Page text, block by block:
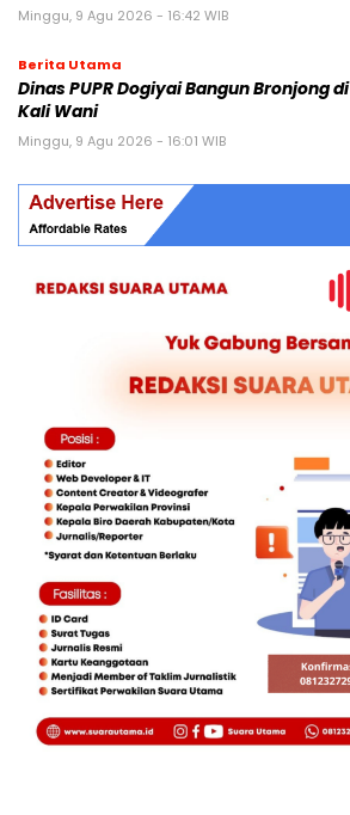
Minggu, 9 Agu 2026 - 16:42 WIB
Berita Utama
Dinas PUPR Dogiyai Bangun Bronjong di
Kali Wani
Minggu, 9 Agu 2026 - 16:01 WIB